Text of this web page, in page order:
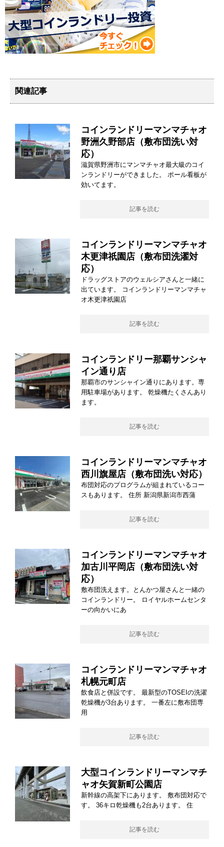
関連記事
コインランドリーマンマチャオ
野洲久野部店（敷布団洗い対
応）
滋賀県野洲市にマンマチャオ最大級のコイ
ンランドリーができました。 ポール看板が
効いてます。
記事を読む
コインランドリーマンマチャオ
木更津祇園店（敷布団洗濯対
応）
ドラッグストアのウェルシアさんと一緒に
出ています。 コインランドリーマンマチャ
オ木更津祇園店
記事を読む
コインランドリー那覇サンシャ
イン通り店
那覇市のサンシャイン通りにあります。専
用駐車場があります。 乾燥機たくさんあり
ます。
記事を読む
コインランドリーマンマチャオ
西川旗屋店（敷布団洗い対応）
布団対応のプログラムが組まれているコー
スもあります。 住所 新潟県新潟市西蒲
記事を読む
コインランドリーマンマチャオ
加古川平岡店（敷布団洗い対
応）
敷布団洗えます。とんかつ屋さんと一緒の
コインランドリー。 ロイヤルホームセンタ
ーの向かいにあ
記事を読む
コインランドリーマンマチャオ
札幌元町店
飲食店と併設です。 最新型のTOSEIの洗濯
乾燥機が3台あります。 一番左に敷布団専
用
記事を読む
大型コインランドリーマンマチ
ャオ矢賀新町公園店
新幹線の高架下にあります。 敷布団対応で
す。 36キロ乾燥機も2台あります。 住
記事を読む